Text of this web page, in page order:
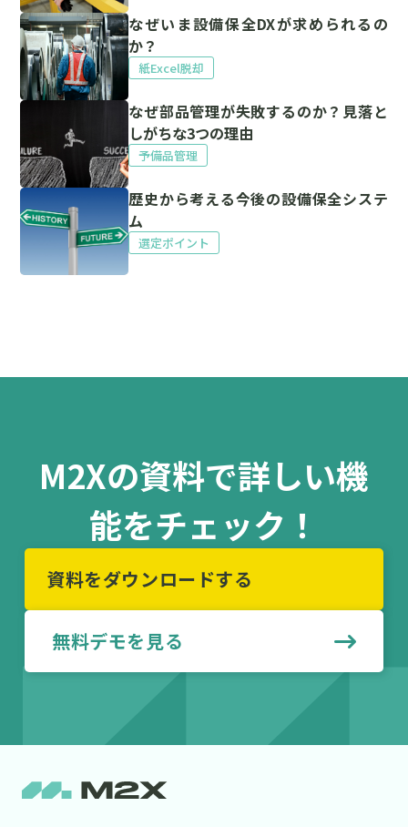
なぜいま設備保全DXが求められるの
か？
紙Excel脱却
なぜ部品管理が失敗するのか？見落と
しがちな3つの理由
予備品管理
歴史から考える今後の設備保全システ
ム
選定ポイント
M2Xの資料で詳しい機
能をチェック！
資料をダウンロードする
無料デモを見る